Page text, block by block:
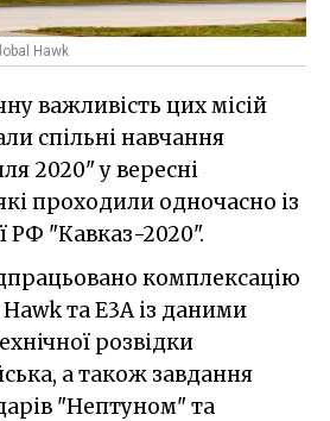
Hawk
важливість цих місій
спільні навчання
2020" у вересні
проходили одночасно із
РФ "Кавказ-2020".
комплексацію
та E3A із даними
розвідки
а також завдання
"Нептуном" та